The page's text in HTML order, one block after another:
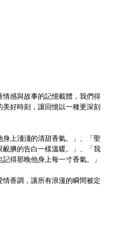
感與故事的記憶載體，我們得
好時刻，讓回憶以一種更深刻
身上淺淺的清甜香氣。」、「聖
腆的告白一樣溫暖。」、「我
得那晚他身上每一寸香氣。」
香調，讓所有浪漫的瞬間被定